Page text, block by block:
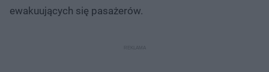
ewakuujących się pasażerów.